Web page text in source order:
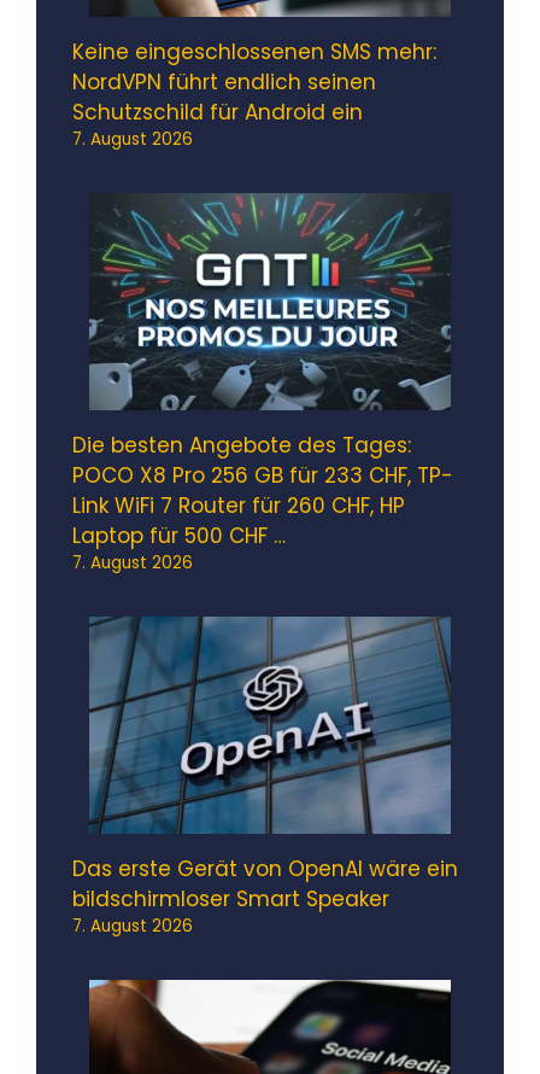
Keine eingeschlossenen SMS mehr:
NordVPN führt endlich seinen
Schutzschild für Android ein
7. August 2026
Die besten Angebote des Tages:
POCO X8 Pro 256 GB für 233 CHF, TP-
Link WiFi 7 Router für 260 CHF, HP
Laptop für 500 CHF …
7. August 2026
Das erste Gerät von OpenAI wäre ein
bildschirmloser Smart Speaker
7. August 2026